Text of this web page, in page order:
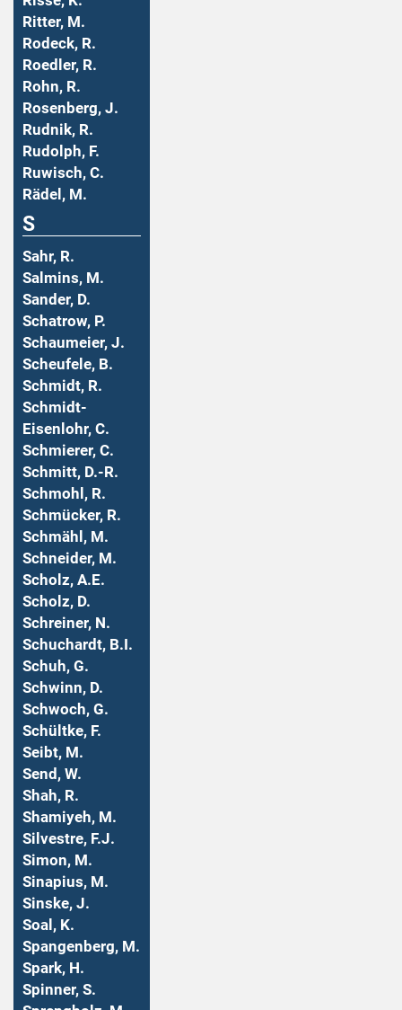
Ritter, M.
Rodeck, R.
Roedler, R.
Rohn, R.
Rosenberg, J.
Rudnik, R.
Rudolph, F.
Ruwisch, C.
Rädel, M.
S
Sahr, R.
Salmins, M.
Sander, D.
Schatrow, P.
Schaumeier, J.
Scheufele, B.
Schmidt, R.
Schmidt-
Eisenlohr, C.
Schmierer, C.
Schmitt, D.-R.
Schmohl, R.
Schmücker, R.
Schmähl, M.
Schneider, M.
Scholz, A.E.
Scholz, D.
Schreiner, N.
Schuchardt, B.I.
Schuh, G.
Schwinn, D.
Schwoch, G.
Schültke, F.
Seibt, M.
Send, W.
Shah, R.
Shamiyeh, M.
Silvestre, F.J.
Simon, M.
Sinapius, M.
Sinske, J.
Soal, K.
Spangenberg, M.
Spark, H.
Spinner, S.